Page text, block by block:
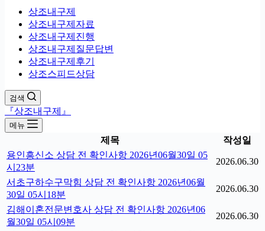
상조내구제
상조내구제자료
상조내구제진행
상조내구제질문답변
상조내구제후기
상조스피드상담
검색
『상조내구제』
메뉴
제목
작성일
용인흥신소 상담 전 확인사항 2026년06월30일 05
시23분
2026.06.30
서초구하수구막힘 상담 전 확인사항 2026년06월
30일 05시18분
2026.06.30
김해이혼전문변호사 상담 전 확인사항 2026년06
월30일 05시09분
2026.06.30